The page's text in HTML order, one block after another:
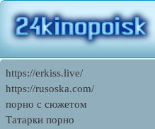
https://erkiss.live/
https://rusoska.com/
порно с сюжетом
Татарки порно